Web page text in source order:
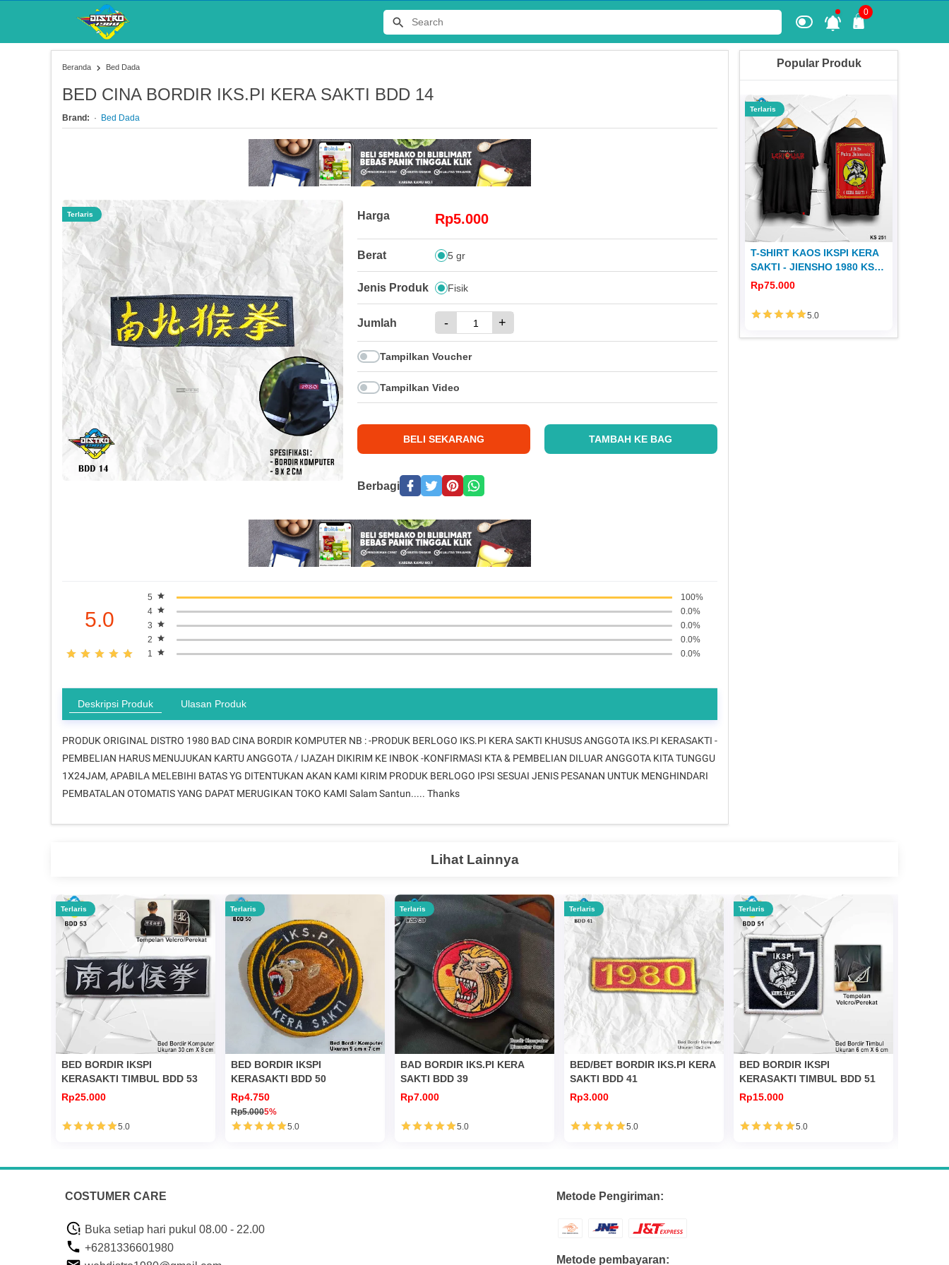
0
Beranda Bed Dada
BED CINA BORDIR IKS.PI KERA SAKTI BDD 14
Brand: Bed Dada
Terlaris Harga Rp5.000
Berat 5 gr
Jenis Produk Fisik
Jumlah - +
Tampilkan Voucher
Tampilkan Video
BELI SEKARANG TAMBAH KE BAG
Berbagi
5.0
5
100%
4
0.0%
3
0.0%
2
0.0%
1
0.0%
Deskripsi Produk Ulasan Produk
PRODUK ORIGINAL DISTRO 1980 BAD CINA BORDIR KOMPUTER NB : -PRODUK BERLOGO IKS.PI KERA SAKTI KHUSUS ANGGOTA IKS.PI KERASAKTI -
PEMBELIAN HARUS MENUJUKAN KARTU ANGGOTA / IJAZAH DIKIRIM KE INBOK -KONFIRMASI KTA & PEMBELIAN DILUAR ANGGOTA KITA TUNGGU
1X24JAM, APABILA MELEBIHI BATAS YG DITENTUKAN AKAN KAMI KIRIM PRODUK BERLOGO IPSI SESUAI JENIS PESANAN UNTUK MENGHINDARI
PEMBATALAN OTOMATIS YANG DAPAT MERUGIKAN TOKO KAMI Salam Santun..... Thanks
Popular Produk
Terlaris
T-SHIRT KAOS IKSPI KERA
SAKTI - JIENSHO 1980 KS
251
Rp75.000
5.0
Lihat Lainnya
Terlaris
BED BORDIR IKSPI
KERASAKTI TIMBUL BDD 53
Rp25.000
5.0
Terlaris
BED BORDIR IKSPI
KERASAKTI BDD 50
Rp4.750
Rp5.0005%
5.0
Terlaris
BAD BORDIR IKS.PI KERA
SAKTI BDD 39
Rp7.000
5.0
Terlaris
BED/BET BORDIR IKS.PI KERA
SAKTI BDD 41
Rp3.000
5.0
Terlaris
BED BORDIR IKSPI
KERASAKTI TIMBUL BDD 51
Rp15.000
5.0
COSTUMER CARE
Buka setiap hari pukul 08.00 - 22.00
+6281336601980
Metode Pengiriman:
Metode pembayaran: